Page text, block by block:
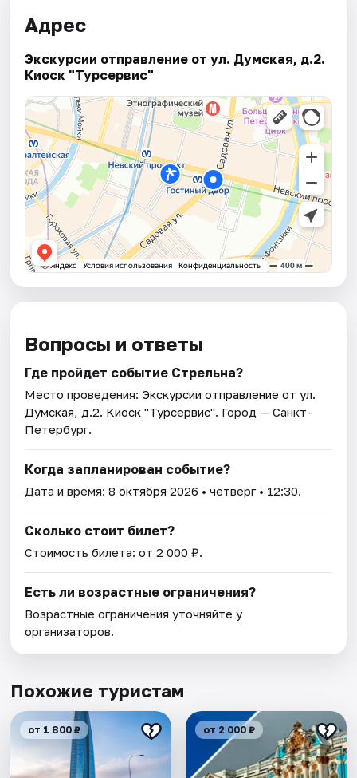
Адрес
Экскурсии отправление от ул. Думская, д.2.
Киоск "Турсервис"
Вопросы и ответы
Где пройдет событие Стрельна?
Место проведения:Экскурсии отправление от ул.
Думская, д.2. Киоск "Турсервис". Город — Санкт-
Петербург.
Когда запланирован событие?
Дата и время:8 октября 2026 • четверг • 12:30.
Сколько стоит билет?
Стоимость билета: от 2 000 ₽.
Есть ли возрастные ограничения?
Возрастные ограничения уточняйте у
организаторов.
Похожие туристам
от 1 800 ₽ от 2 000 ₽